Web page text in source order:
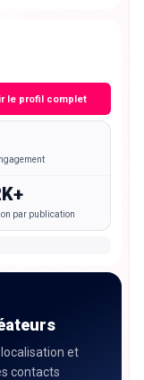
le profil complet
par publication
et
contacts